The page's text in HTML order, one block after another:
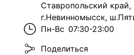
Ставропольский край,
г.Невинномысск,
Пн-Вс 07:30-23:00
Поделиться